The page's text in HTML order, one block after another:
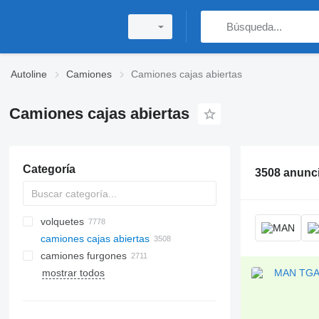
Autoline Camiones Camiones cajas abiertas
Camiones cajas abiertas
Categoría
volquetes
camiones cajas abiertas
camiones furgones
mostrar todos
3508